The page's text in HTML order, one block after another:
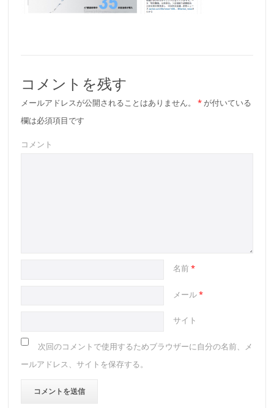
コメントを残す
メールアドレスが公開されることはありません。 * が付いている
欄は必須項目です
コメント
名前*
メール*
サイト
次回のコメントで使用するためブラウザーに自分の名前、メ
ールアドレス、サイトを保存する。